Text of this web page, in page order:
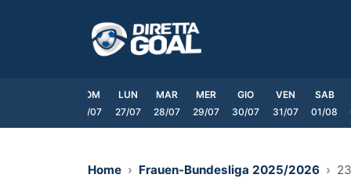
DOM
26/07
LUN
27/07
MAR
28/07
MER
29/07
GIO
30/07
VEN
31/07
SAB
01/08
Home Frauen-Bundesliga 2025/2026